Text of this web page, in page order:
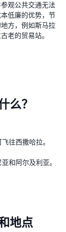
观公共交通无法
低廉的优势，节
方，例如斯马拉
老的贸易站。
么？
往西撒哈拉。
和阿尔及利亚。
地点